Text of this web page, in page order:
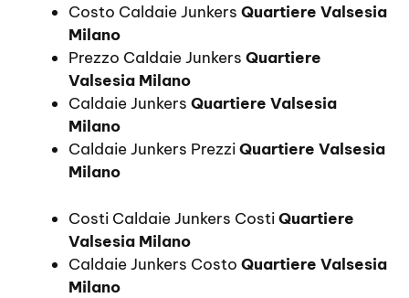
Costo Caldaie Junkers Quartiere Valsesia
Milano
Prezzo Caldaie Junkers Quartiere
Valsesia Milano
Caldaie Junkers Quartiere Valsesia
Milano
Caldaie Junkers PrezziQuartiere Valsesia
Milano
Costi Caldaie Junkers CostiQuartiere
Valsesia Milano
Caldaie Junkers Costo Quartiere Valsesia
Milano